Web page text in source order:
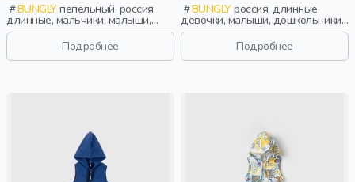
BUNGLYпепельный, россия,
длинные, мальчики, малыши,
дошкольники, дети
Подробнее
BUNGLYроссия, длинные,
девочки, малыши, дошкольники,
дети
Подробнее